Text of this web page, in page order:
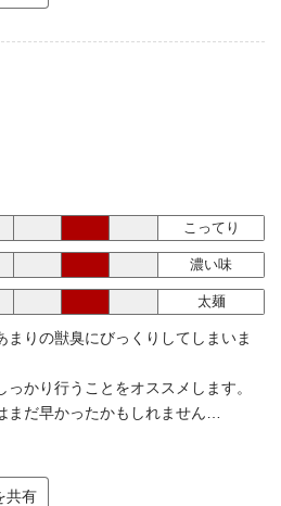
こってり
濃い味
太麺
りの獣臭にびっくりしてしまいま
かり行うことをオススメします。
まだ早かったかもしれません…
共有